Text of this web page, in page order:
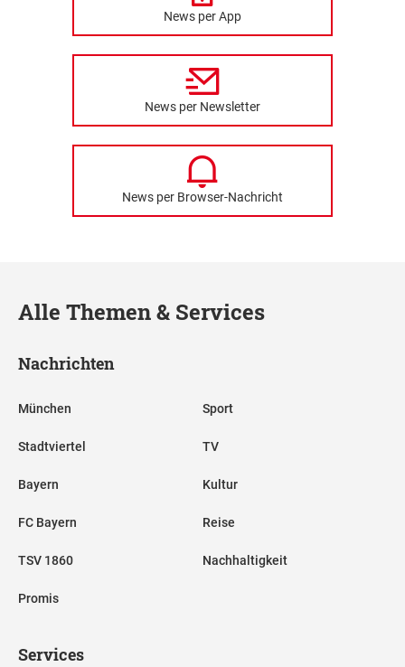
News per App
News per Newsletter
News per Browser-Nachricht
Alle Themen & Services
Nachrichten
München
Stadtviertel
Bayern
FC Bayern
TSV 1860
Promis
Sport
TV
Kultur
Reise
Nachhaltigkeit
Services